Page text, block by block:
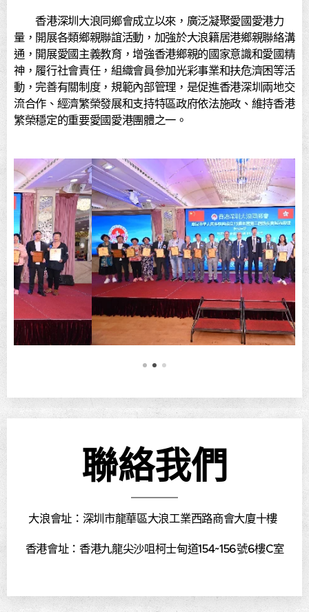
香港深圳大浪同鄉會成立以來，廣泛凝聚愛國愛港力
量，開展各類鄉親聯誼活動，加強於大浪籍居港鄉親聯絡溝
通，開展愛國主義教育，增強香港鄉親的國家意識和愛國精
神，履行社會責任，組織會員參加光彩事業和扶危濟困等活
動，完善有關制度，規範內部管理，是促進香港深圳兩地交
流合作、經濟繁榮發展和支持特區政府依法施政、維持香港
繁榮穩定的重要愛國愛港團體之一。
聯絡我們
大浪會址：深圳市龍華區大浪工業西路商會大廈十樓
香港會址： 香港九龍尖沙咀柯士甸道154~156號6樓C室